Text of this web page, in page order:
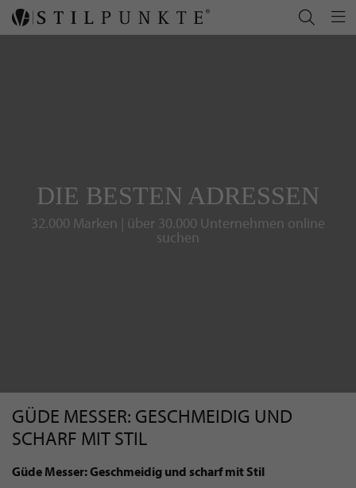
DIE BESTEN ADRESSEN
32.000 Marken | über 30.000 Unternehmen online
suchen
GÜDE MESSER: GESCHMEIDIG UND
SCHARF MIT STIL
Güde Messer: Geschmeidig und scharf mit Stil